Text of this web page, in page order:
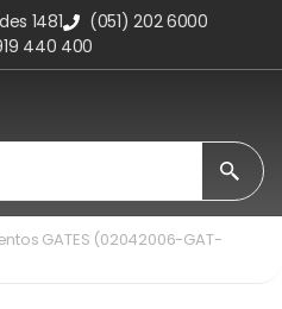
1481
(051) 202 6000
440 400
GATES (02042006-GAT-